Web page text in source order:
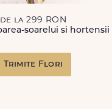
de la 299 RON
soarelui si hortensii
Trimite Flori